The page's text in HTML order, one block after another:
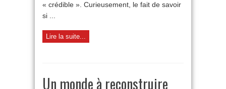
« crédible ». Curieusement, le fait de savoir
si ...
Lire la suite...
Un monde à reconstruire